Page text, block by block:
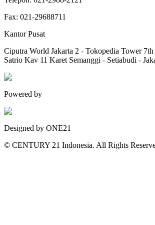
Fax: 021-29688711
Kantor Pusat
Ciputra World Jakarta 2 - Tokopedia Tower
Satrio Kav 11 Karet Semanggi - Setiabudi -
Powered by
Designed by ONE21
© CENTURY 21 Indonesia. All Rights